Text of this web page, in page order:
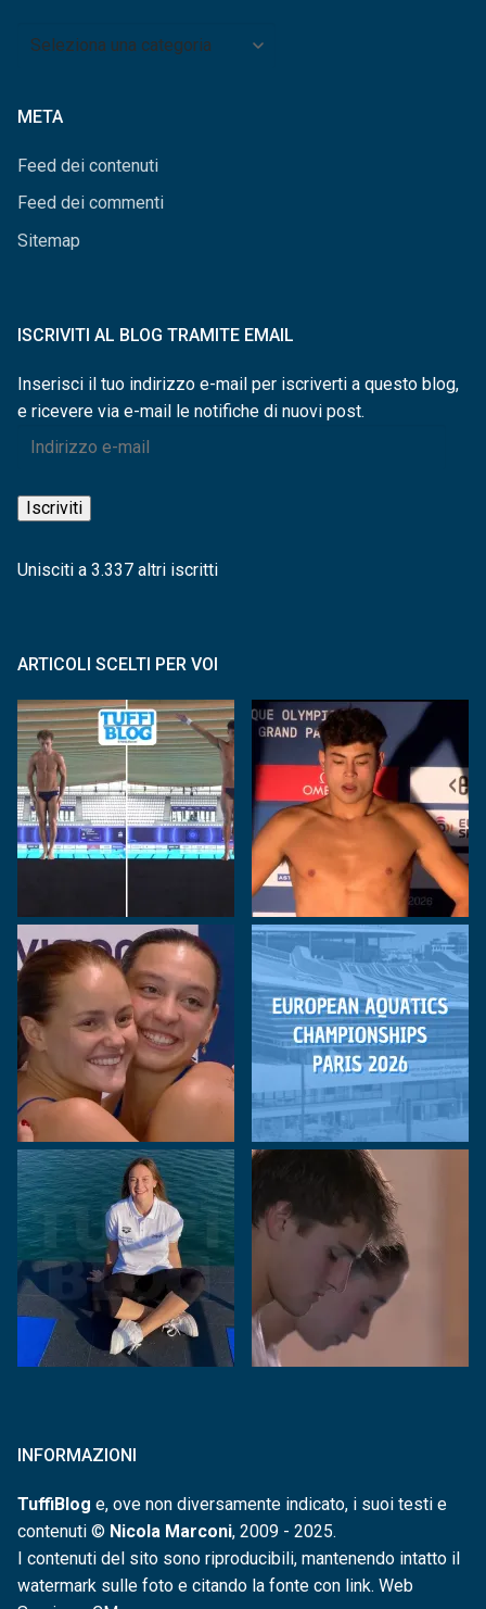
Archivio
META
Feed dei contenuti
Feed dei commenti
Sitemap
ISCRIVITI AL BLOG TRAMITE EMAIL
Inserisci il tuo indirizzo e-mail per iscriverti a questo blog,
e ricevere via e-mail le notifiche di nuovi post.
Indirizzo
mail
Iscriviti
Unisciti a 3.337 altri iscritti
ARTICOLI SCELTI PER VOI
INFORMAZIONI
TuffiBlog e, ove non diversamente indicato, i suoi testi e
contenuti © Nicola Marconi, 2009 - 2025.
I contenuti del sito sono riproducibili, mantenendo intatto il
watermark sulle foto e citando la fonte con link. Web